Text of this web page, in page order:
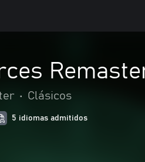
• Clásicos
5 idiomas admitidos